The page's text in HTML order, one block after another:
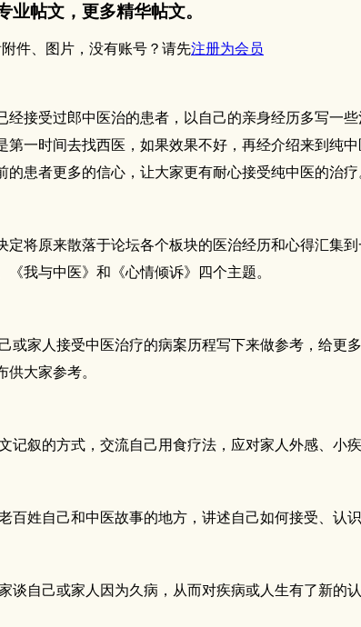
业帖文，更多精华帖文。
件、图片，没有账号？请先注册为会员
经接受过郎中医治的患者，以自己的亲身经历多写一
第一时间去找西医，如果效果不好，再经介绍来到纯
患者更多的信心，让大家更有耐心接受纯中医的治疗
定将原来散落于论坛各个板块的医治经历和心得汇集
《我与中医》和《心情倾诉》四个主题。
或家人接受中医治疗的病案历程写下来做参考，给更
大家参考。
记叙的方式，交流自己用食疗法，应对家人外感、小
百姓自己和中医故事的地方，讲述自己如何接受、认
谈自己或家人因为久病，从而对疾病或人生有了新的